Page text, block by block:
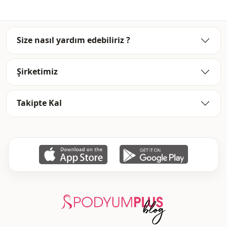
Size nasıl yardım edebiliriz ?
Şirketimiz
Takipte Kal